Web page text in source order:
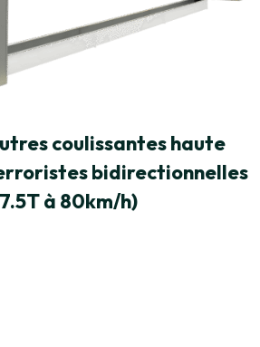
coulissantes haute
bidirectionnelles
à 80km/h)